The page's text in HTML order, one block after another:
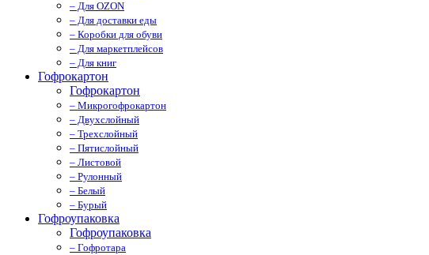
– Для OZON
– Для доставки еды
– Коробки для обуви
– Для маркетплейсов
– Для книг
Гофрокартон
Гофрокартон
– Микрогофрокартон
– Двухслойный
– Трехслойный
– Пятислойный
– Листовой
– Рулонный
– Белый
– Бурый
Гофроупаковка
Гофроупаковка
– Гофротара